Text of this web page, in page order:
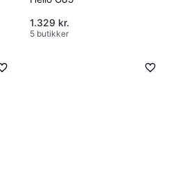
1.329 kr.
5 butikker